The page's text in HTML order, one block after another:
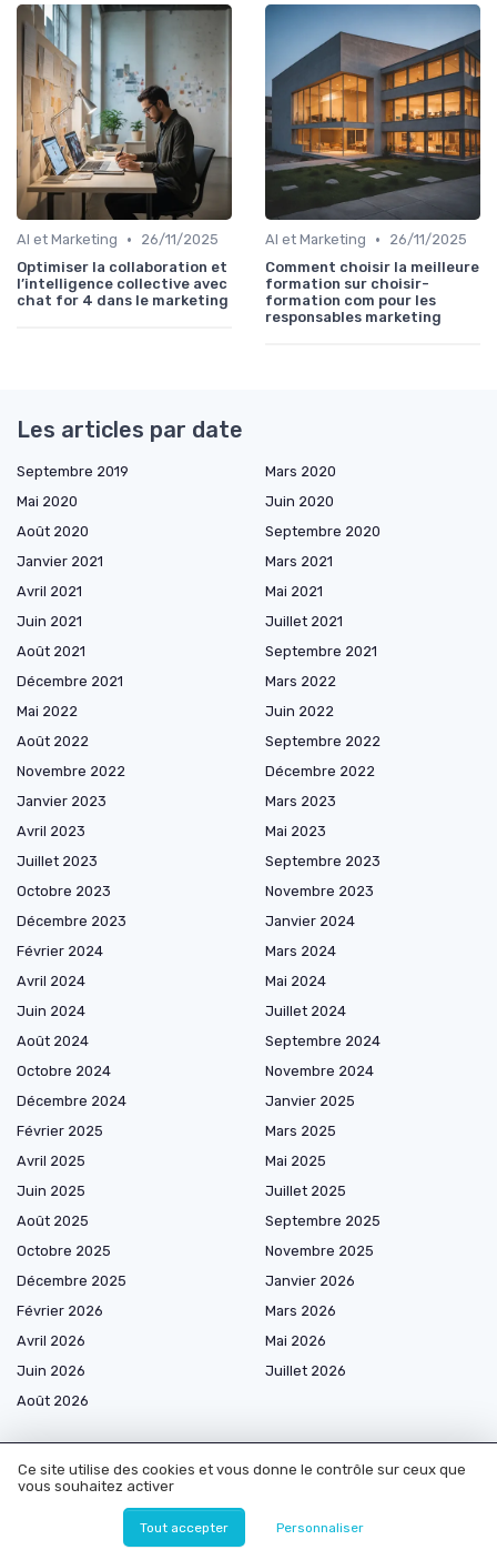
AI et Marketing •
26/11/2025
Optimiser la collaboration et
l’intelligence collective avec
chat for 4 dans le marketing
AI et Marketing •
26/11/2025
Comment choisir la meilleure
formation sur choisir-
formation com pour les
responsables marketing
Les articles par date
Septembre 2019
Mars 2020
Mai 2020
Juin 2020
Août 2020
Septembre 2020
Janvier 2021
Mars 2021
Avril 2021
Mai 2021
Juin 2021
Juillet 2021
Août 2021
Septembre 2021
Décembre 2021
Mars 2022
Mai 2022
Juin 2022
Août 2022
Septembre 2022
Novembre 2022
Décembre 2022
Janvier 2023
Mars 2023
Avril 2023
Mai 2023
Juillet 2023
Septembre 2023
Octobre 2023
Novembre 2023
Décembre 2023
Janvier 2024
Février 2024
Mars 2024
Avril 2024
Mai 2024
Juin 2024
Juillet 2024
Août 2024
Septembre 2024
Octobre 2024
Novembre 2024
Décembre 2024
Janvier 2025
Février 2025
Mars 2025
Avril 2025
Mai 2025
Juin 2025
Juillet 2025
Août 2025
Septembre 2025
Octobre 2025
Novembre 2025
Décembre 2025
Janvier 2026
Février 2026
Mars 2026
Avril 2026
Mai 2026
Juin 2026
Juillet 2026
Août 2026
Agence de developpement web : comment choisir la meilleure pour
Ce site utilise des cookies et vous donne le contrôle sur ceux que
vous souhaitez activer
Tout accepter Personnaliser